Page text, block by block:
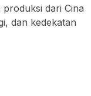
dari Cina
dan kedekatan